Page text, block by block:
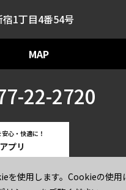
1丁目4番54号
MAP
22-2720
心・快適に！
プリ
ライバシーポリシー
を使用します。Cookieの使用